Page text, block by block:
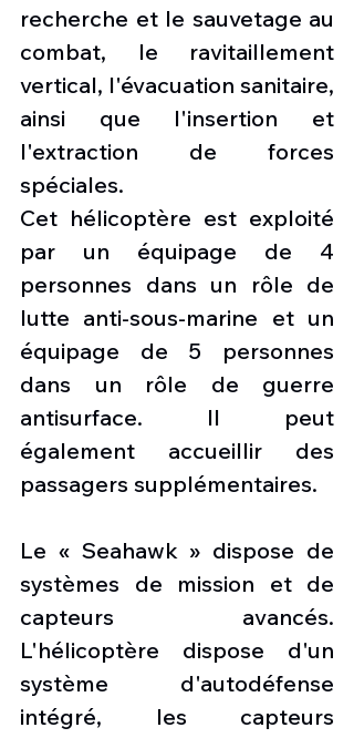
recherche et le sauvetage au
combat, le ravitaillement
vertical, l'évacuation sanitaire,
ainsi que l'insertion et
l'extraction de forces
spéciales.
Cet hélicoptère est exploité
par un équipage de 4
personnes dans un rôle de
lutte anti-sous-marine et un
équipage de 5 personnes
dans un rôle de guerre
antisurface. Il peut
également accueillir des
passagers supplémentaires.
Le « Seahawk » dispose de
systèmes de mission et de
capteurs avancés.
L'hélicoptère dispose d'un
système d'autodéfense
intégré, les capteurs